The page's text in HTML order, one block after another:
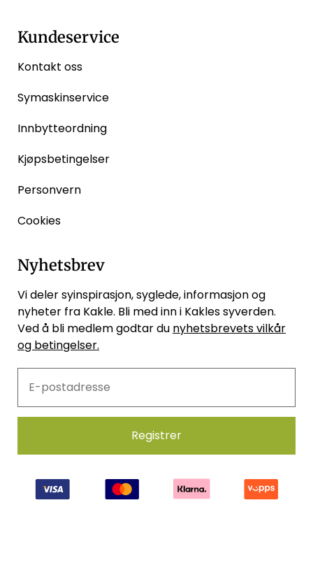
Kundeservice
Kontakt oss
Symaskinservice
Innbytteordning
Kjøpsbetingelser
Personvern
Cookies
Nyhetsbrev
Vi deler syinspirasjon, syglede, informasjon og
nyheter fra Kakle. Bli med inn i Kakles syverden.
Ved å bli medlem godtar du nyhetsbrevets vilkår
og betingelser.